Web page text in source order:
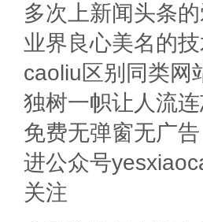
多次上新闻头条
业界良心美名的
caoliu区别同类网
独树一帜让人流
免费无弹窗无广
进公众号
关注